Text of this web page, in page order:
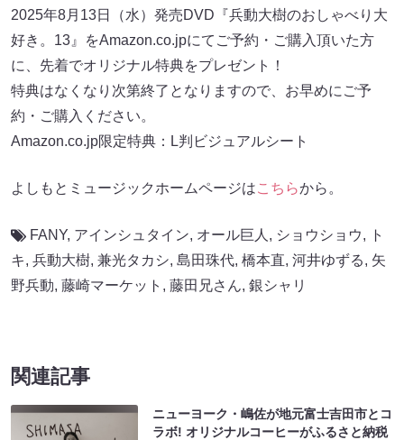
2025年8月13日（水）発売DVD『兵動大樹のおしゃべり大
好き。13』をAmazon.co.jpにてご予約・ご購入頂いた方
に、先着でオリジナル特典をプレゼント！
特典はなくなり次第終了となりますので、お早めにご予
約・ご購入ください。
Amazon.co.jp限定特典：L判ビジュアルシート
よしもとミュージックホームページはこちらから。
FANY, アインシュタイン, オール巨人 , ショウショウ,
ト
キ, 兵動大樹, 兼光タカシ, 島田珠代, 橋本直, 河井ゆずる, ⽮
野兵動, 藤崎マーケット , 藤田兄さん, 銀シャリ
関連記事
ニューヨーク・嶋佐が地元富士吉田市とコ
ラボ! オリジナルコーヒーがふるさと納税